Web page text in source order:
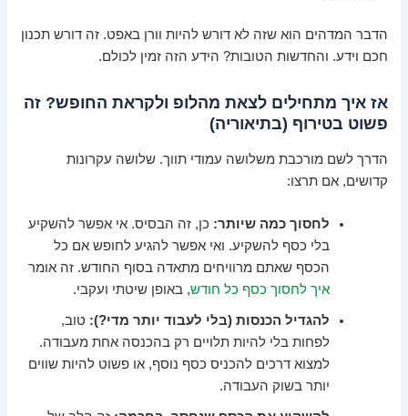
הדבר המדהים הוא שזה לא דורש להיות וורן באפט. זה דורש תכנון
חכם וידע. והחדשות הטובות? הידע הזה זמין לכולם.
אז איך מתחילים לצאת מהלופ ולקראת החופש? זה
פשוט בטירוף (בתיאוריה)
הדרך לשם מורכבת משלושה עמודי תווך. שלושה עקרונות
קדושים, אם תרצו:
לחסוך כמה שיותר: כן, זה הבסיס. אי אפשר להשקיע
בלי כסף להשקיע. ואי אפשר להגיע לחופש אם כל
הכסף שאתם מרוויחים מתאדה בסוף החודש. זה אומר
איך לחסוך כסף כל חודש, באופן שיטתי ועקבי.
להגדיל הכנסות (בלי לעבוד יותר מדי?): טוב,
לפחות בלי להיות תלויים רק בהכנסה אחת מעבודה.
למצוא דרכים להכניס כסף נוסף, או פשוט להיות שווים
יותר בשוק העבודה.